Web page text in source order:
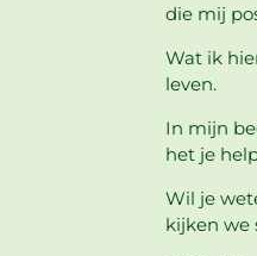
die mij
Wat ik
leven.
In mijn
het je
Wil je
kijken we